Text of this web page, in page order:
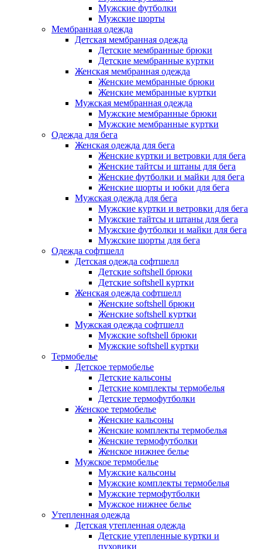
Мужские футболки
Мужские шорты
Мембранная одежда
Детская мембранная одежда
Детские мембранные брюки
Детские мембранные куртки
Женская мембранная одежда
Женские мембранные брюки
Женские мембранные куртки
Мужская мембранная одежда
Мужские мембранные брюки
Мужские мембранные куртки
Одежда для бега
Женская одежда для бега
Женские куртки и ветровки для бега
Женские тайтсы и штаны для бега
Женские футболки и майки для бега
Женские шорты и юбки для бега
Мужская одежда для бега
Мужские куртки и ветровки для бега
Мужские тайтсы и штаны для бега
Мужские футболки и майки для бега
Мужские шорты для бега
Одежда софтшелл
Детская одежда софтшелл
Детские softshell брюки
Детские softshell куртки
Женская одежда софтшелл
Женские softshell брюки
Женские softshell куртки
Мужская одежда софтшелл
Мужские softshell брюки
Мужские softshell куртки
Термобелье
Детское термобелье
Детские кальсоны
Детские комплекты термобелья
Детские термофутболки
Женское термобелье
Женские кальсоны
Женские комплекты термобелья
Женские термофутболки
Женское нижнее белье
Мужское термобелье
Мужские кальсоны
Мужские комплекты термобелья
Мужские термофутболки
Мужское нижнее белье
Утепленная одежда
Детская утепленная одежда
Детские утепленные куртки и
пуховики